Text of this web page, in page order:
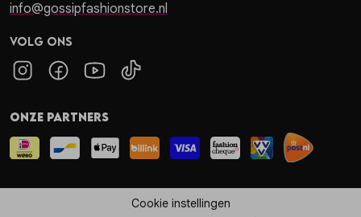
info@gossipfashionstore.nl
Volg ons
Onze partners
Cookie instellingen